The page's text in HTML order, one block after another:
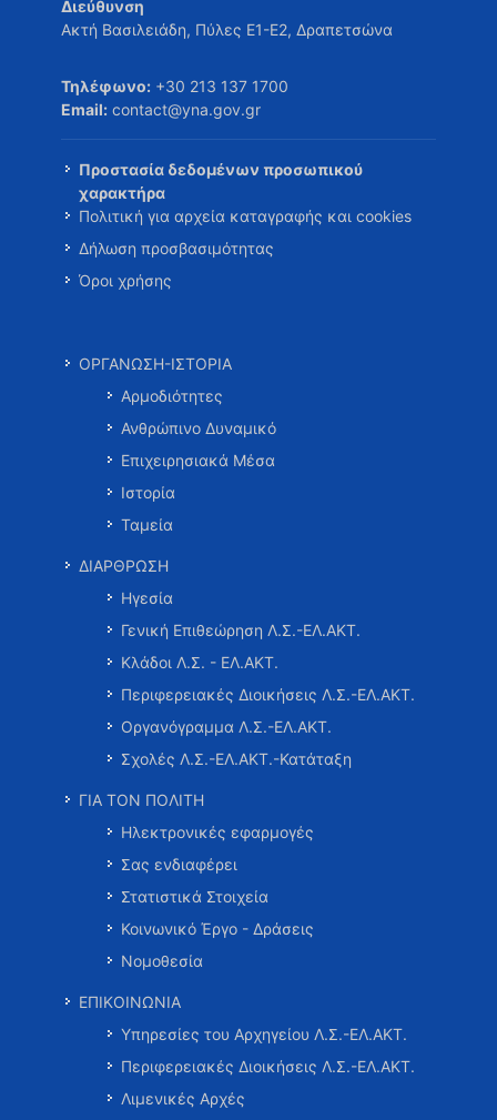
Διεύθυνση
Ακτή Βασιλειάδη, Πύλες Ε1-Ε2, Δραπετσώνα
Τηλέφωνο: +30 213 137 1700
Email: contact@yna.gov.gr
Προστασία δεδομένων προσωπικού
χαρακτήρα
Πολιτική για αρχεία καταγραφής και cookies
Δήλωση προσβασιμότητας
Όροι χρήσης
ΟΡΓΑΝΩΣΗ-ΙΣΤΟΡΙΑ
Αρμοδιότητες
Ανθρώπινο Δυναμικό
Επιχειρησιακά Μέσα
Ιστορία
Ταμεία
ΔΙΑΡΘΡΩΣΗ
Ηγεσία
Γενική Επιθεώρηση Λ.Σ.-ΕΛ.ΑΚΤ.
Κλάδοι Λ.Σ. - ΕΛ.ΑΚΤ.
Περιφερειακές Διοικήσεις Λ.Σ.-ΕΛ.ΑΚΤ.
Οργανόγραμμα Λ.Σ.-ΕΛ.ΑΚΤ.
Σχολές Λ.Σ.-ΕΛ.ΑΚΤ.-Κατάταξη
ΓΙΑ ΤΟΝ ΠΟΛΙΤΗ
Ηλεκτρονικές εφαρμογές
Σας ενδιαφέρει
Στατιστικά Στοιχεία
Κοινωνικό Έργο - Δράσεις
Νομοθεσία
ΕΠΙΚΟΙΝΩΝΙΑ
Υπηρεσίες του Αρχηγείου Λ.Σ.-ΕΛ.ΑΚΤ.
Περιφερειακές Διοικήσεις Λ.Σ.-ΕΛ.ΑΚΤ.
Λιμενικές Αρχές